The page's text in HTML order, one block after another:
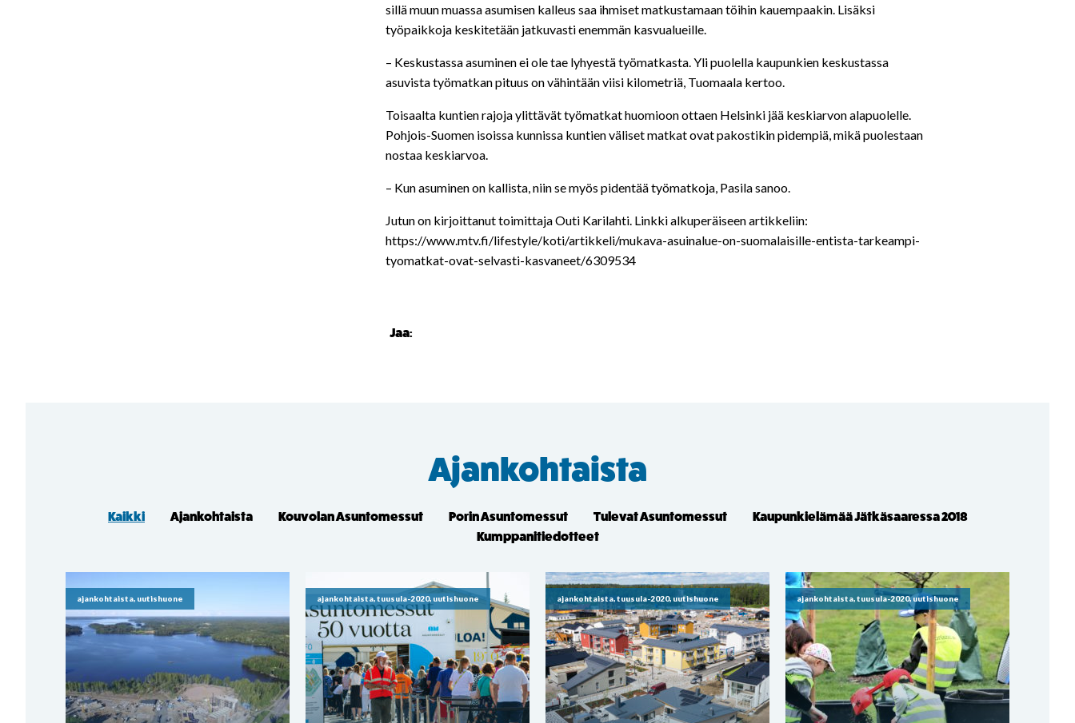
sillä muun muassa asumisen kalleus saa ihmiset matkustamaan töihin kauempaakin. Lisäksi
työpaikkoja keskitetään jatkuvasti enemmän kasvualueille.
– Keskustassa asuminen ei ole tae lyhyestä työmatkasta. Yli puolella kaupunkien keskustassa
asuvista työmatkan pituus on vähintään viisi kilometriä, Tuomaala kertoo.
Toisaalta kuntien rajoja ylittävät työmatkat huomioon ottaen Helsinki jää keskiarvon alapuolelle.
Pohjois-Suomen isoissa kunnissa kuntien väliset matkat ovat pakostikin pidempiä, mikä puolestaan
nostaa keskiarvoa.
– Kun asuminen on kallista, niin se myös pidentää työmatkoja, Pasila sanoo.
Jutun on kirjoittanut toimittaja Outi Karilahti. Linkki alkuperäiseen artikkeliin:
https://www.mtv.fi/lifestyle/koti/artikkeli/mukava-asuinalue-on-suomalaisille-entista-tarkeampi-
tyomatkat-ovat-selvasti-kasvaneet/6309534
Jaa:
Ajankohtaista
Kaikki Ajankohtaista Kouvolan Asuntomessut Porin Asuntomessut Tulevat Asuntomessut
Kaupunkielämää Jätkäsaaressa 2018
Kumppanitiedotteet
ajankohtaista, uutishuone ajankohtaista, tuusula-2020, uutishuone ajankohtaista, tuusula-2020, uutishuone ajankohtaista, tuusula-2020, uutishuone